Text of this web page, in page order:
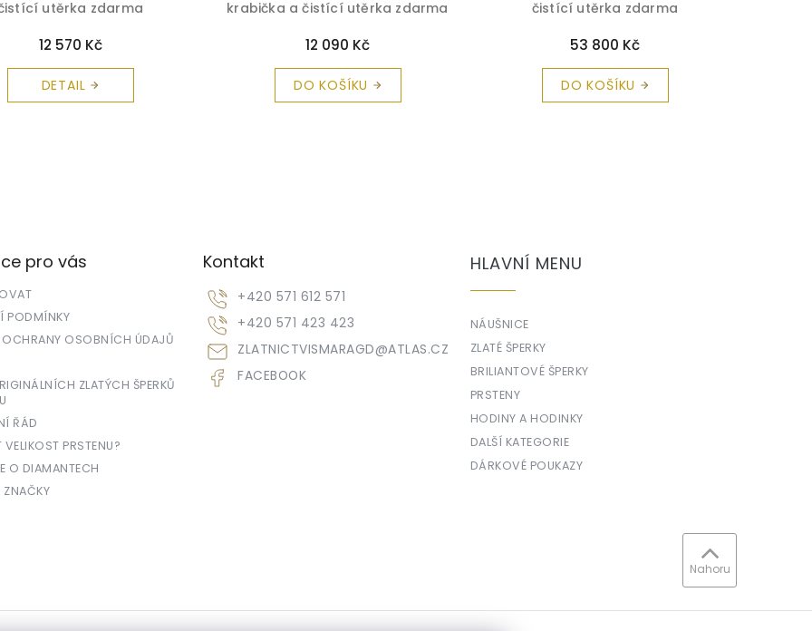
utěrka zdarma
12 570 Kč
DETAIL
krabička a čistící utěrka zdarma
12 090 Kč
DO KOŠÍKU
čistící utěrka zdarma
53 800 Kč
DO KOŠÍKU
pro vás
PODMÍNKY
OCHRANY OSOBNÍCH ÚDAJŮ
ZLATÝCH ŠPERKŮ
ŘÁD
PRSTENU?
O DIAMANTECH
Kontakt
ZLATNICTVISMARAGD@ATLAS.CZ
+420 571 612 571
+420 571 423 423
FACEBOOK
HLAVNÍ MENU
NÁUŠNICE
ZLATÉ ŠPERKY
BRILIANTOVÉ ŠPERKY
PRSTENY
HODINY A HODINKY
DALŠÍ KATEGORIE
DÁRKOVÉ POUKAZY
Nahoru